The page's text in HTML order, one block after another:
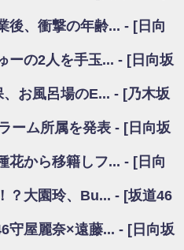
46】この月、何かあるのか！？『お
坂46】ミーグリで喧嘩！？山下瞳月、
ソン守屋「ゆーづのせいです」【ラヴ
46・日向坂46のニュース・情報・話題
シングル『Make or Break』オフィ
46】この月、何かあるのか！？『お願
坂46】この卒業生、めちゃくちゃテレ
坂46】リアルミーグリであの販売も！
解禁
グリで喧嘩！？山下瞳月、これはマジ
後、衝撃の年齢... - [日向
ーの2人を手玉... - [日向坂
お風呂場のE... - [乃木坂
ーム所属を発表 - [日向坂
花から移籍しフ... - [日向
？大園玲、Bu... - [坂道46
守屋麗奈×遠藤... - [日向坂